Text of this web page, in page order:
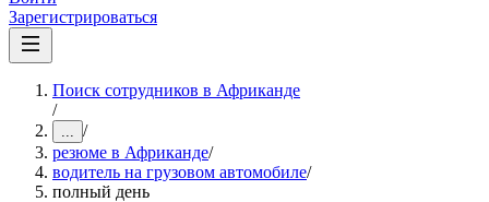
Зарегистрироваться
Поиск сотрудников в Африканде
/
... /
резюме в Африканде/
водитель на грузовом автомобиле/
полный день